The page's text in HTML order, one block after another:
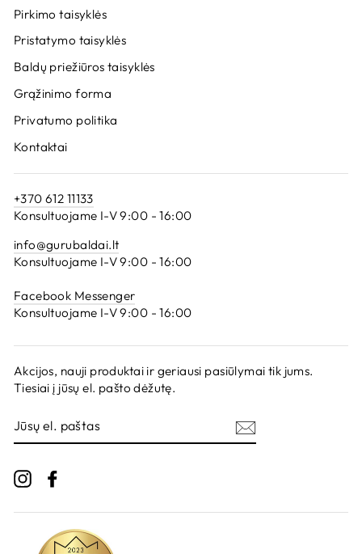
Pirkimo taisyklės
Pristatymo taisyklės
Baldų priežiūros taisyklės
Grąžinimo forma
Privatumo politika
Kontaktai
+370 612 11133
Konsultuojame I-V 9:00 - 16:00
info@gurubaldai.lt
Konsultuojame I-V 9:00 - 16:00
Facebook Messenger
Konsultuojame I-V 9:00 - 16:00
Akcijos, nauji produktai ir geriausi pasiūlymai tik jums.
Tiesiai į jūsų el. pašto dėžutę.
EL.
PAŠTAS
Instagram